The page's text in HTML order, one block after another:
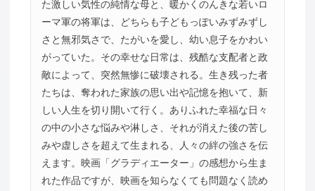
た激しい気性の純情な母と、暖かくのんきな若いロ
ーマ軍の将軍は、どちらも子どもっぽいみずみずし
さと無邪気さで、たがいを愛し、幼い息子をかわい
がっていた。その幸せな日常は、残酷な支配者と政
敵によって、突然無惨に破壊される。生き残った者
たちは、奪われた家族の思い出や記憶を抱いて、新
しい人生を切り開いて行く。ありふれた幸福な日々
の中の小さな悩みや淋しさ、それが消えた後の苦し
みや虚しさを超えて生まれる、人々の絆の強さを伝
えます。映画「グラディエーター」の感想から生ま
れた作品ですが、映画を知らなくても問題なく読め